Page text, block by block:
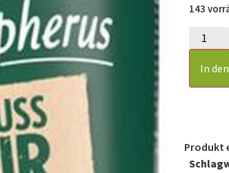
143
In
Produkt